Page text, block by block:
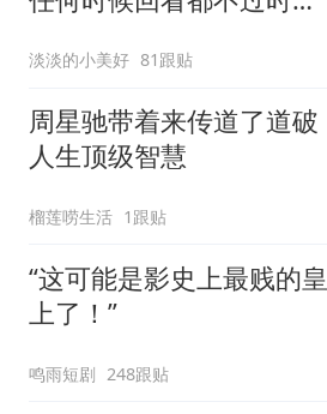
淡淡的小美好 81跟贴
周星驰带着来传道了道破
人生顶级智慧
榴莲唠生活 1跟贴
“这可能是影史上最贱的皇
上了！”
鸣雨短剧 248跟贴